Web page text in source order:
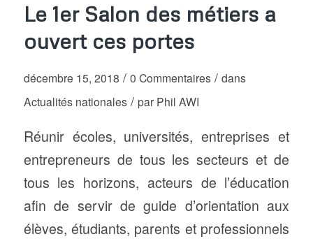
Le 1er Salon des métiers a
ouvert ces portes
décembre 15, 2018 / 0 Commentaires / dans
Actualités nationales / par Phil AWI
Réunir écoles, universités, entreprises et
entrepreneurs de tous les secteurs et de
tous les horizons, acteurs de l’éducation
afin de servir de guide d’orientation aux
élèves, étudiants, parents et professionnels